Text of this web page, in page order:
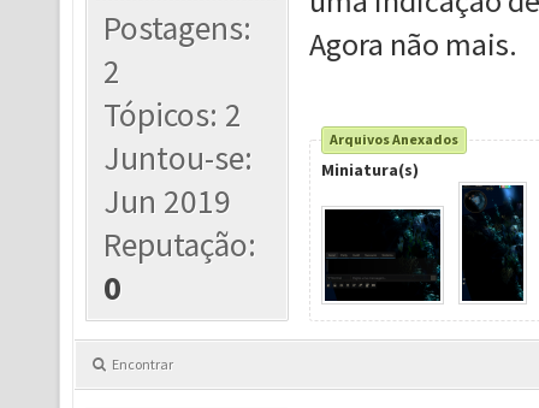
Postagens:
2
Tópicos: 2
Juntou-se:
Jun 2019
Reputação:
0
Agora não mais.
Arquivos Anexados
Miniatura(s)
Encontrar